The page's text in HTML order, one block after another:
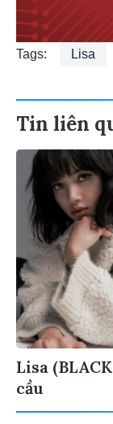
Tags: Lisa
Tin liên
Lisa
cầu